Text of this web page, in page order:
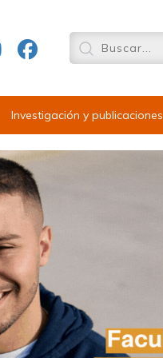
Investigación y publicaciones